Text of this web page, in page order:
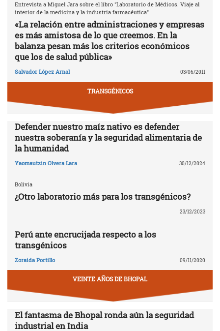
Entrevista a Miguel Jara sobre el libro "Laboratorio de Médicos. Viaje al
interior de la medicina y la industria farmacéutica"
«La relación entre administraciones y empresas
es más amistosa de lo que creemos. En la
balanza pesan más los criterios económicos
que los de salud pública»
Salvador López Arnal 03/06/2011
TRANSGÉNICOS
Defender nuestro maíz nativo es defender
nuestra soberanía y la seguridad alimentaria de
la humanidad
Yaomautzin Olvera Lara 30/12/2024
Bolivia
¿Otro laboratorio más para los transgénicos?
23/12/2023
Perú ante encrucijada respecto a los
transgénicos
Zoraida Portillo 09/11/2020
VEINTE AÑOS DE BHOPAL
El fantasma de Bhopal ronda aún la seguridad
industrial en India